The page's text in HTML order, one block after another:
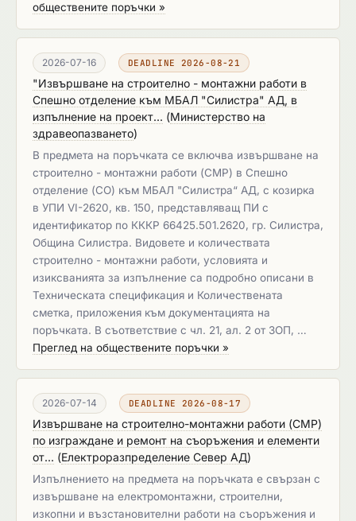
обществените поръчки »
2026-07-16 DEADLINE 2026-08-21
"Извършване на строително - монтажни работи в
Спешно отделение към МБАЛ "Силистра" АД, в
изпълнение на проект... (Министерство на
здравеопазването)
В предмета на поръчката се включва извършване на
строително - монтажни работи (СМР) в Спешно
отделение (СО) към МБАЛ "Силистра“ АД, с козирка
в УПИ VI-2620, кв. 150, представляващ ПИ с
идентификатор по КККР 66425.501.2620, гр. Силистра,
Община Силистра. Видовете и количествата
строително - монтажни работи, условията и
изиксванията за изпълнение са подробно описани в
Техническата спецификация и Количествената
сметка, приложения към документацията на
поръчката. В съответствие с чл. 21, ал. 2 от ЗОП, …
Преглед на обществените поръчки »
2026-07-14 DEADLINE 2026-08-17
Извършване на строително-монтажни работи (СМР)
по изграждане и ремонт на съоръжения и елементи
от... (Електроразпределение Север АД)
Изпълнението на предмета на поръчката е свързан с
извършване на електромонтажни, строителни,
изкопни и възстановителни работи на съоръжения и